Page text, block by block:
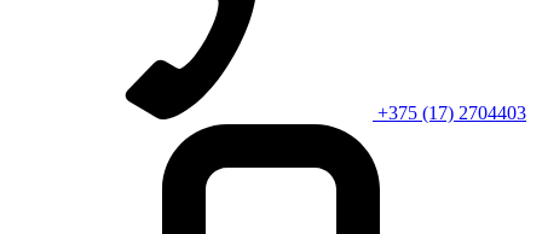
+375 (17) 2704403